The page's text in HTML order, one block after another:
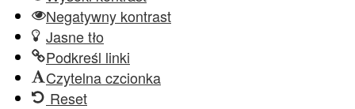
Negatywny kontrast
Jasne tło
Podkreśl linki
Czytelna czcionka
Reset